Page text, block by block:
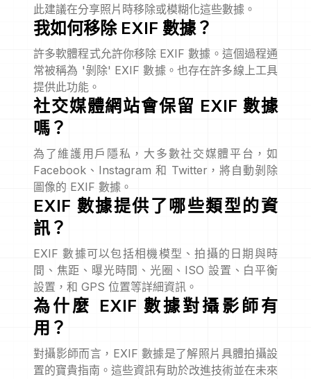
此建議在分享照片時移除或模糊化這些數據。
我如何移除 EXIF 數據？
許多軟體程式允許你移除 EXIF 數據。這個過程通
常被稱為 '剝除' EXIF 數據。也存在許多線上工具
提供此功能。
社交媒體網站會保留 EXIF 數據
嗎？
為了維護用戶隱私，大多數社交媒體平台，如
Facebook、Instagram 和 Twitter，將自動剝除
圖像的 EXIF 數據。
EXIF 數據提供了哪些類型的資
訊？
EXIF 數據可以包括相機模型、拍攝的日期與時
間、焦距、曝光時間、光圈、ISO 設置、白平衡
設置，和 GPS 位置等詳細資訊。
為什麼 EXIF 數據對攝影師有
用？
對攝影師而言，EXIF 數據是了解照片具體拍攝設
置的寶貴指南。這些資訊有助於改進技術並在未來